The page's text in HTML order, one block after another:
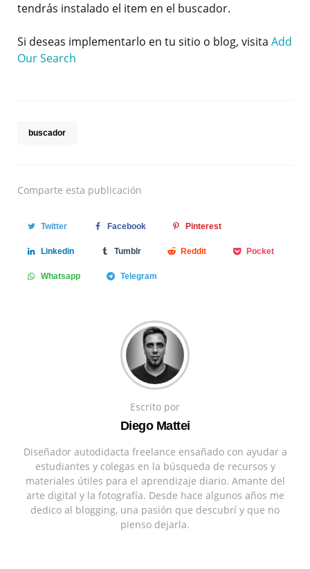
tendrás instalado el item en el buscador.
Si deseas implementarlo en tu sitio o blog, visita Add
Our Search
buscador
Comparte esta publicación
Twitter Facebook Pinterest
Linkedin Tumblr Reddit Pocket
Whatsapp Telegram
Escrito por
Diego Mattei
Diseñador autodidacta freelance ensañado con ayudar a
estudiantes y colegas en la búsqueda de recursos y
materiales útiles para el aprendizaje diario. Amante del
arte digital y la fotografía. Desde hace algunos años me
dedico al blogging, una pasión que descubrí y que no
pienso dejarla.